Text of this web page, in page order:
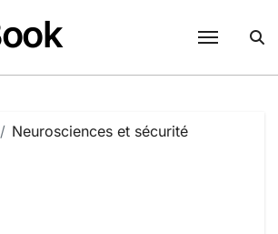
Neurosciences et sécurité